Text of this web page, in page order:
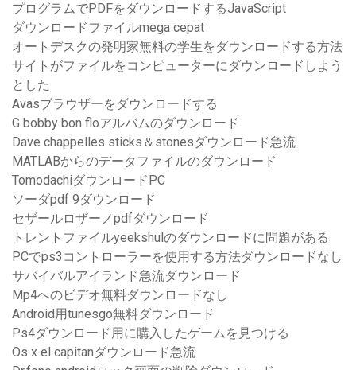
プログラムでPDFをダウンロードするJavaScript
ダウンロードファイルmega cepat
オートデスクの発明家無料の学生をダウンロードする方法
サイトがファイルをコンピューターにダウンロードしよう
とした
Avasブラウザーをダウンロードする
G bobby bon floアルバムのダウンロード
Dave chappelles sticks＆stonesダウンロード急流
MATLABからのデータファイルのダウンロード
TomodachiダウンロードPC
ソーダpdf 9ダウンロード
セザールロザーノpdfダウンロード
トレントファイルyeekshulのダウンロードに問題がある
PCでps3コントローラーを使用する方法ダウンロードなし
サバイバルアイランド急流ダウンロード
Mp4へのビデオ無料ダウンロードなし
Android用tunesgo無料ダウンロード
Ps4ダウンロード用に購入したゲームを見つける
Os x el capitanダウンロード急流